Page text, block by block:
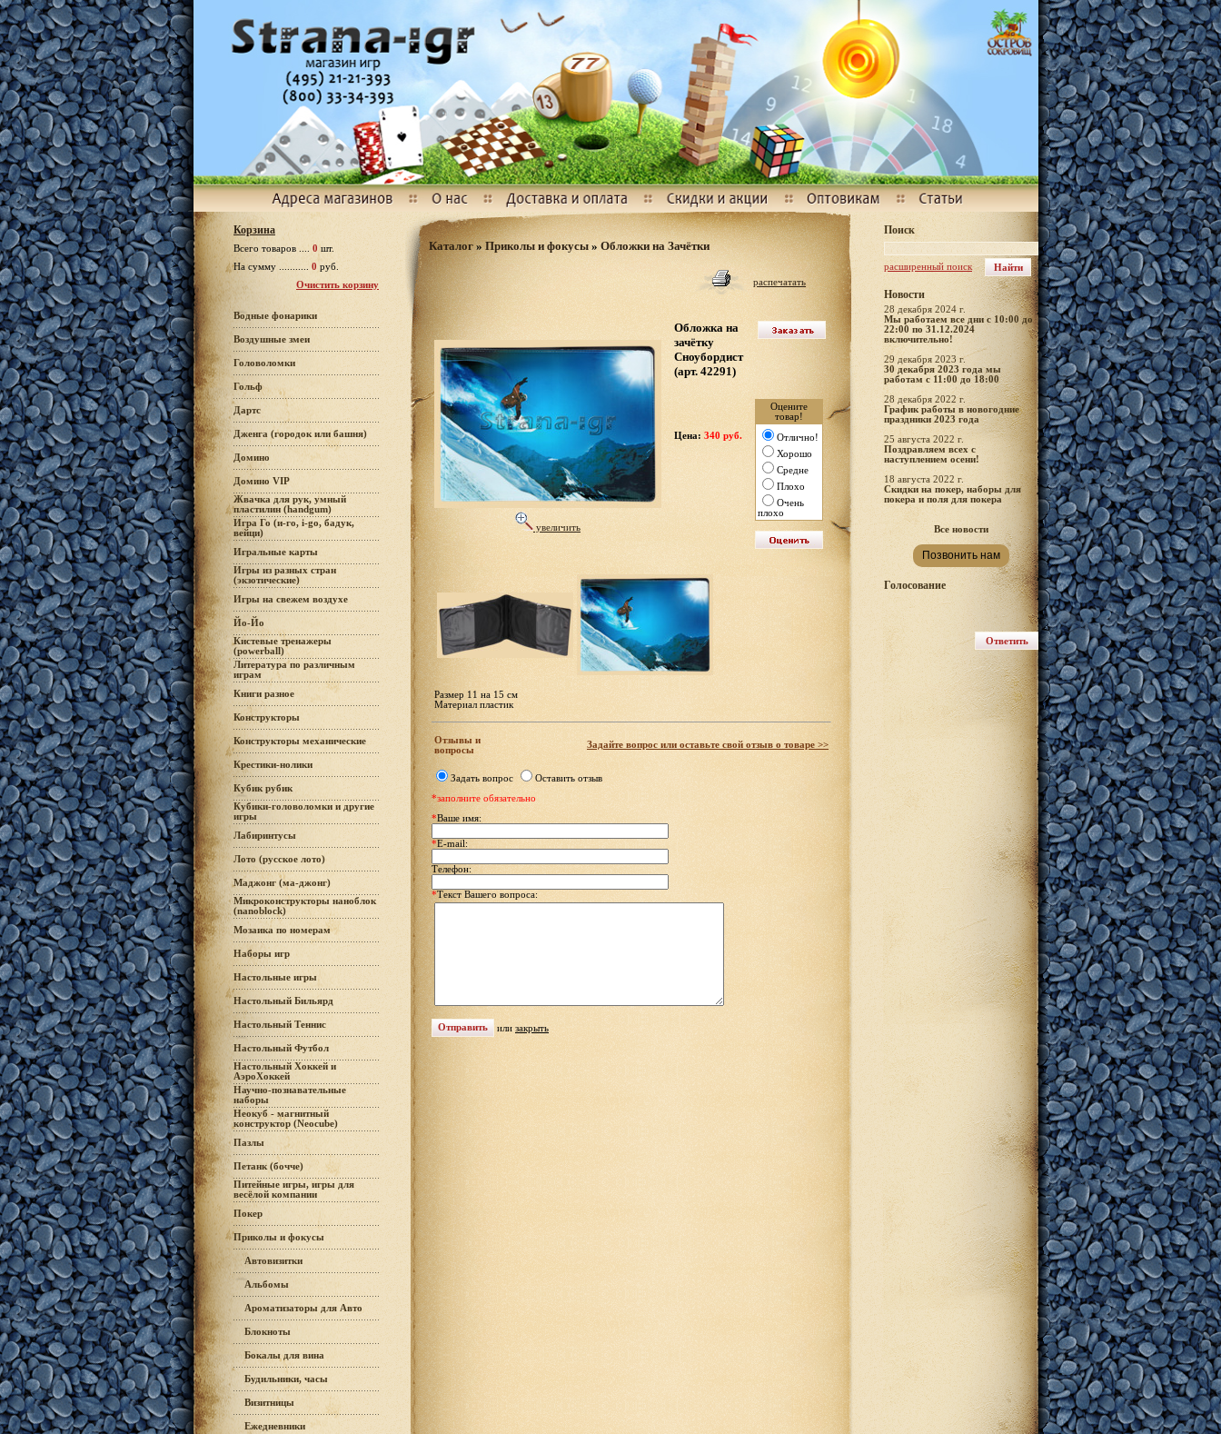
Корзина
Всего товаров .... 0 шт.
На сумму ........... 0 руб.
Очистить корзину
Водные фонарики
Воздушные змеи
Головоломки
Гольф
Дартс
Дженга (городок или башня)
Домино
Домино VIP
Жвачка для рук, умный
пластилин (handgum)
Игра Го (и-го, i-go, бадук,
вейци)
Игральные карты
Игры из разных стран
(экзотические)
Игры на свежем воздухе
Йо-Йо
Кистевые тренажеры
(powerball)
Литература по различным
играм
Книги разное
Конструкторы
Конструкторы механические
Крестики-нолики
Кубик рубик
Кубики-головоломки и другие
игры
Лабиринтусы
Лото (русское лото)
Маджонг (ма-джонг)
Микроконструкторы наноблок
(nanoblock)
Мозаика по номерам
Наборы игр
Настольные игры
Настольный Бильярд
Настольный Теннис
Настольный Футбол
Настольный Хоккей и
АэроХоккей
Научно-познавательные
наборы
Неокуб - магнитный
конструктор (Neocube)
Пазлы
Петанк (бочче)
Питейные игры, игры для
весёлой компании
Покер
Приколы и фокусы
Автовизитки
Альбомы
Ароматизаторы для Авто
Блокноты
Бокалы для вина
Будильники, часы
Визитницы
Ежедневники
Каталог»Приколы и фокусы» Обложки на Зачётки
распечатать
увеличить
Обложка на
зачётку
Сноубордист
(арт. 42291)
Цена: 340 руб.
Оцените
товар!
Отлично!
Хорошо
Средне
Плохо
Очень
плохо
Размер 11 на 15 см
Материал пластик
Отзывы и
вопросы
Задайте вопрос или оставьте свой отзыв о товаре >>
Задать вопрос
Оставить отзыв
*заполните обязательно
*Ваше имя:
*E-mail:
Телефон:
*Текст Вашего вопроса:
или закрыть
Поиск
расширенный поиск
Новости
28 декабря 2024 г.
Мы работаем все дни с 10:00 до
22:00 по 31.12.2024
включительно!
29 декабря 2023 г.
30 декабря 2023 года мы
работам с 11:00 до 18:00
28 декабря 2022 г.
График работы в новогодние
праздники 2023 года
25 августа 2022 г.
Поздравляем всех с
наступлением осени!
18 августа 2022 г.
Скидки на покер, наборы для
покера и поля для покера
Все новости
Позвонить нам
Голосование